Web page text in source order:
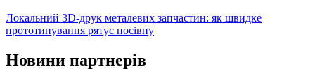
Локальний 3D-друк металевих запчастин: як швидке
прототипування рятує посівну
Новини партнерів